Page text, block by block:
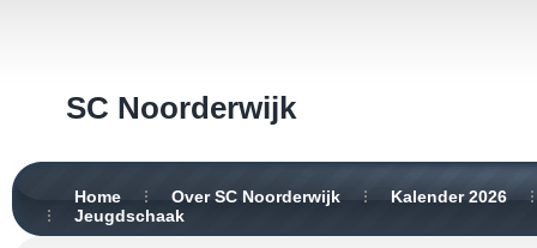
SC Noorderwijk
Home Over SC Noorderwijk
Kalender 2026
Jeugdschaak